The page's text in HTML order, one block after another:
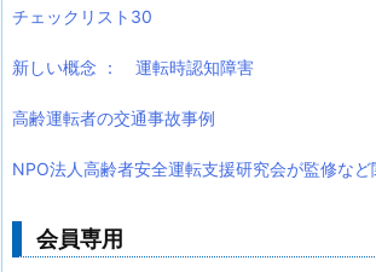
チェックリスト30
新しい概念 ： 運転時認知障害
高齢運転者の交通事故事例
NPO法人高齢者安全運転支援研究会が監修な
会員専用